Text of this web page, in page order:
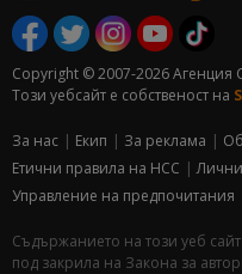
Copyright © 2007-2026 Агенция
Този уебсайт е собственост на
За нас Екип За рекламa
Етични правила на НСС
Управление на предпочитания
Съдържанието на този уеб
под закрила на Закона за